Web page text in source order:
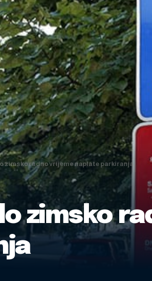
zimsko radno vrijeme naplate parkiranja
zimsko